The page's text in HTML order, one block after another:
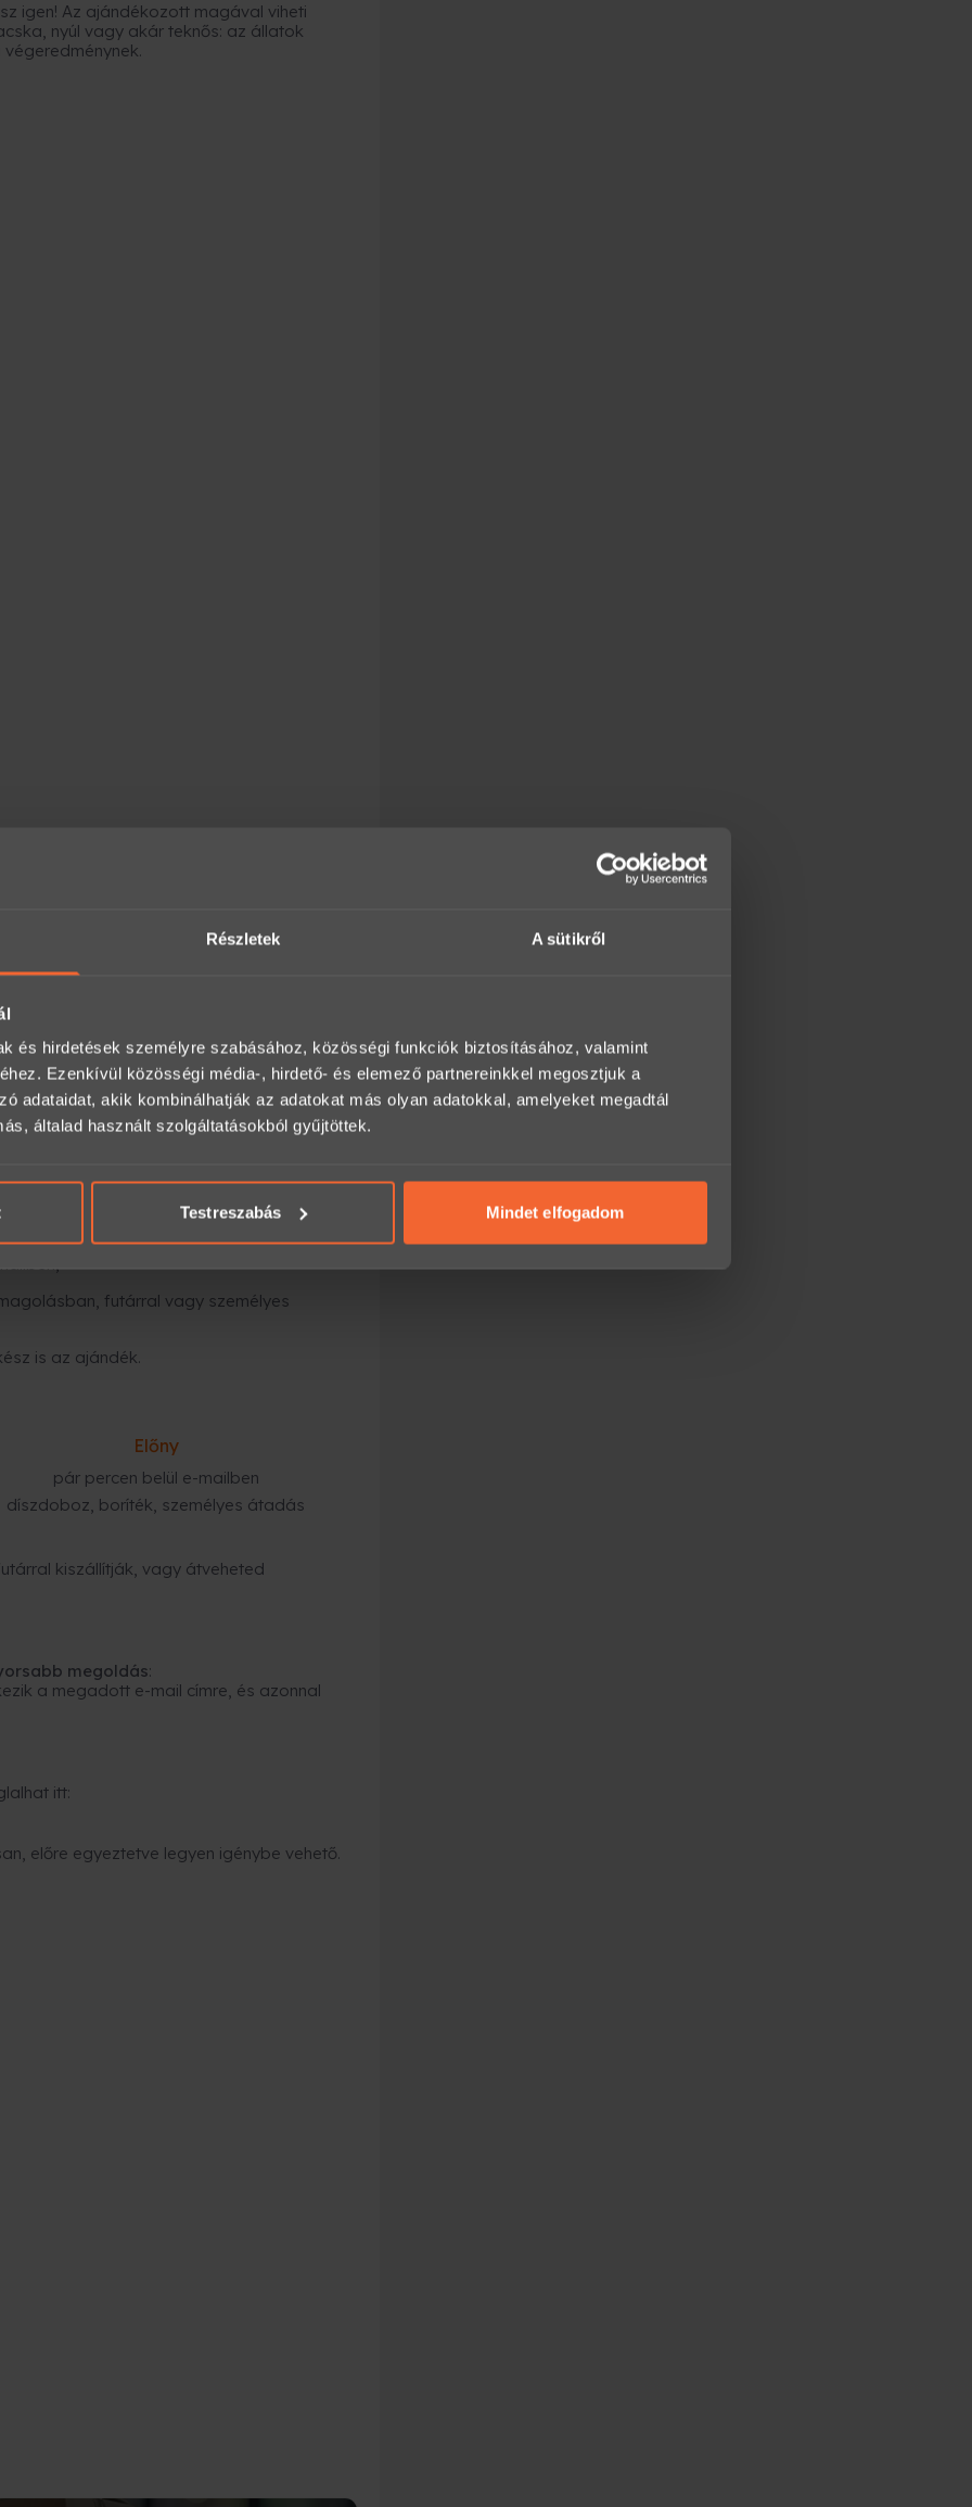
Részletek A sütikről
és hirdetések személyre szabásához, közösségi funkciók biztosításához, valamint
Ezenkívül közösségi média-, hirdető- és elemező partnereinkkel megosztjuk a
adataidat, akik kombinálhatják az adatokat más olyan adatokkal, amelyeket megadtál
általad használt szolgáltatásokból gyűjtöttek.
Testreszabás Mindet elfogadom
igen! Az ajándékozott magával viheti
nyúl vagy akár teknős: az állatok
5000Ft)
a Meglepkéken?
platformja, ahol több ezer
és biztonságosan.
futárral vagy személyes
is az ajándék.
Előny
pár percen belül e-mailben
díszdoboz, boríték, személyes átadás
kiszállítják, vagy átveheted
megoldás:
a megadott e-mail címre, és azonnal
itt:
előre egyeztetve legyen igénybe vehető.